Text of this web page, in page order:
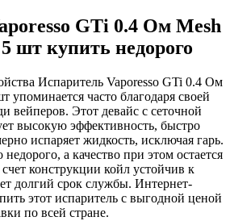
GTi 0.4 Ом Mesh
шт купить недорого
Испаритель Vaporesso GTi 0.4 Ом
упоминается часто благодаря своей
вейперов. Этот девайс с сеточной
высокую эффективность, быстро
испаряет жидкость, исключая гарь.
а качество при этом остается
конструкции койл устойчив к
долгий срок службы. Интернет-
этот испаритель с выгодной ценой
по всей стране.